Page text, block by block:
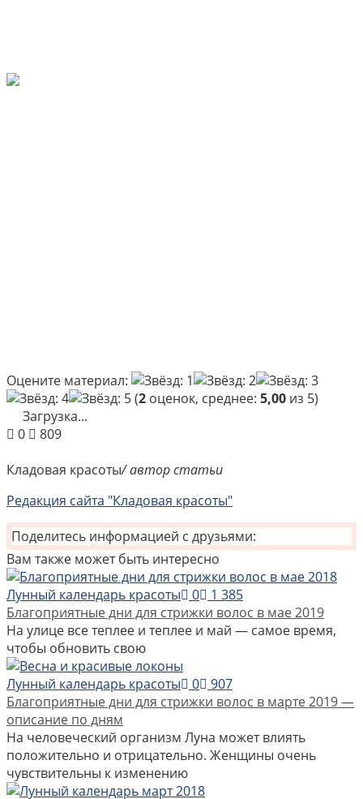
Оцените материал:
(2 оценок, среднее: 5,00 из 5)
Загрузка...
0
809
Кладовая красоты/ автор статьи
Редакция сайта "Кладовая красоты"
Поделитесь информацией с друзьями:
Вам также может быть интересно
Лунный календарь красоты
0
1 385
Благоприятные дни для стрижки волос в мае 2019
На улице все теплее и теплее и май — самое время,
чтобы обновить свою
Лунный календарь красоты
0
907
Благоприятные дни для стрижки волос в марте 2019 —
описание по дням
На человеческий организм Луна может влиять
положительно и отрицательно. Женщины очень
чувствительны к изменению